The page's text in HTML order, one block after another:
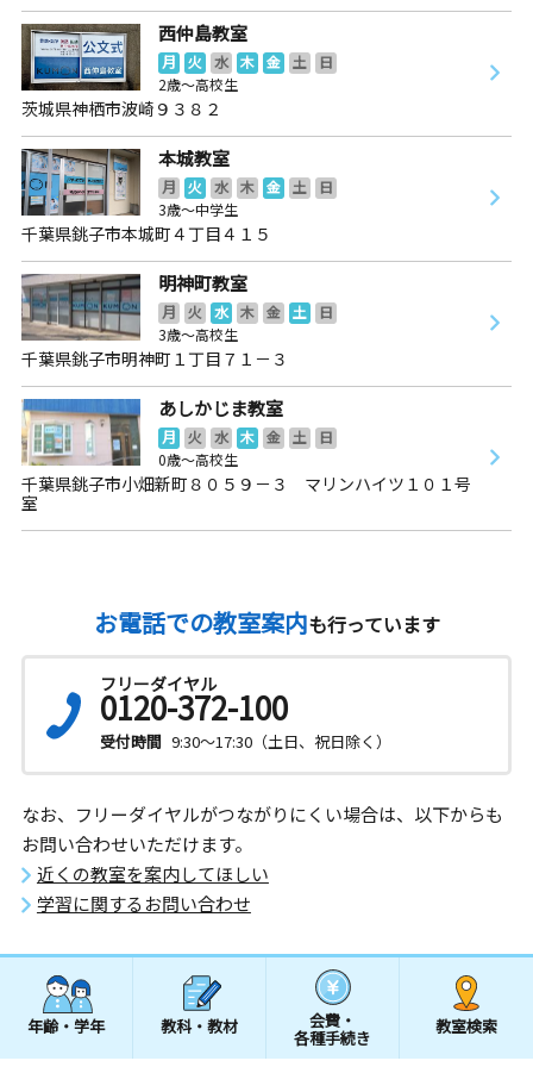
西仲島教室
月 火 水 木 金 土
日
2歳～高校生
茨城県神栖市波崎９３８２
本城教室
月 火 水 木 金 土
日
3歳～中学生
千葉県銚子市本城町４丁目４１５
明神町教室
月 火 水 木 金 土
日
3歳～高校生
千葉県銚子市明神町１丁目７１－３
あしかじま教室
月 火 水 木 金 土
日
0歳～高校生
千葉県銚子市小畑新町８０５９－３ マリンハイツ１０１号
室
お電話での教室案内も行っています
フリーダイヤル
0120-372-100
受付時間 9:30～17:30（土日、祝日除く）
なお、フリーダイヤルがつながりにくい場合は、以下からも
お問い合わせいただけます。
近くの教室を案内してほしい
学習に関するお問い合わせ
年齢・学年 教科・教材 会費・
各種手続き
教室検索